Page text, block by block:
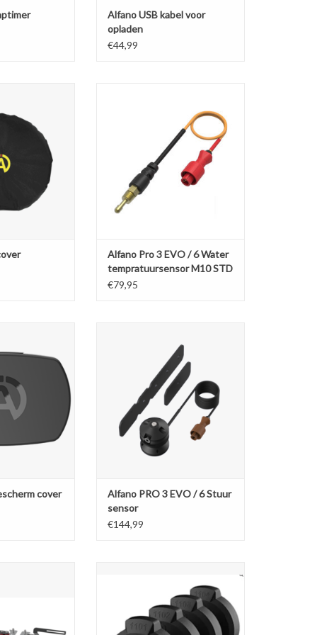
Alfano USB kabel voor
opladen
€44,99
WINKELWAGEN
This NTC sensor technology
provided with a metric thread
10mm can be connected either on
the cylinder head of the engine if it
is equipped with an opening
designed for installing this sens
Alfano Pro 3 EVO / 6 Water
tempratuursensor M10 STD
€79,95
WINKELWAGEN
cover
– 80cm
This potentiometer sensor
measures the position of the
steering wheel.
Designed for : Box12 / Box4Move.
TOEVOEGEN AAN WINKELWAGEN
Alfano PRO 3 EVO / 6 Stuur
sensor
€144,99
infraroodtemperatuursensoren
voor de buitenkant band
TOEVOEGEN AAN WINKELWAGEN